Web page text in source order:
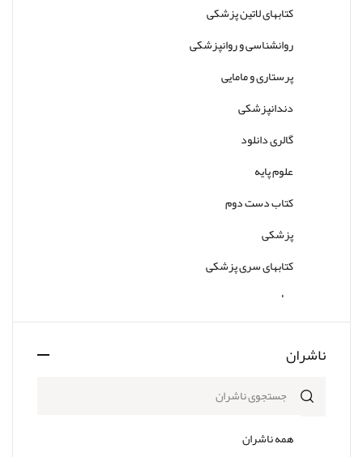
کتابهای لاتین پزشکی
روانشناسی و روانپزشکی
پرستاری و مامایی
دندانپزشکی
گالری دانلود
علوم پایه
کتاب دست دوم
پزشکی
کتابهای سری پزشکی
سایر
ناشران
همه ناشران